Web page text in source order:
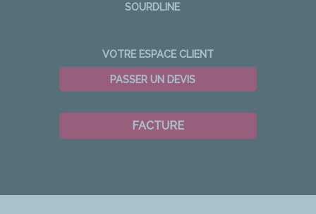
SOURDLINE
VOTRE ESPACE CLIENT
PASSER UN DEVIS
FACTURE